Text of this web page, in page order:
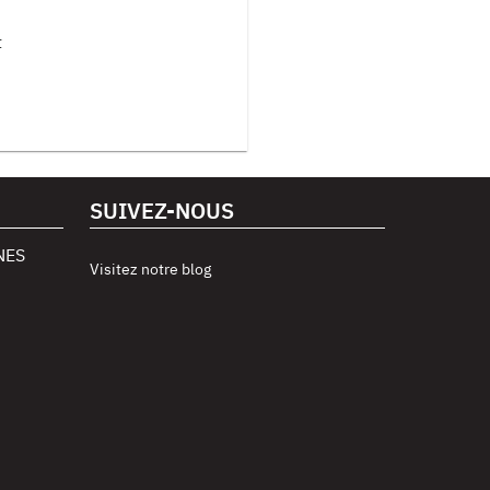
SUIVEZ-NOUS
Visitez notre blog